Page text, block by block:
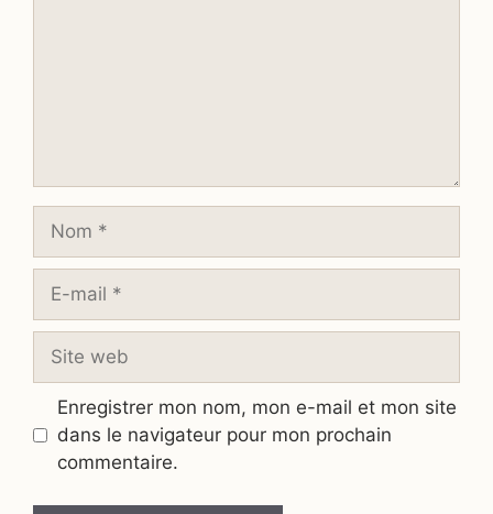
Nom
Site
Enregistrer mon nom, mon e-mail et mon site
dans le navigateur pour mon prochain
commentaire.